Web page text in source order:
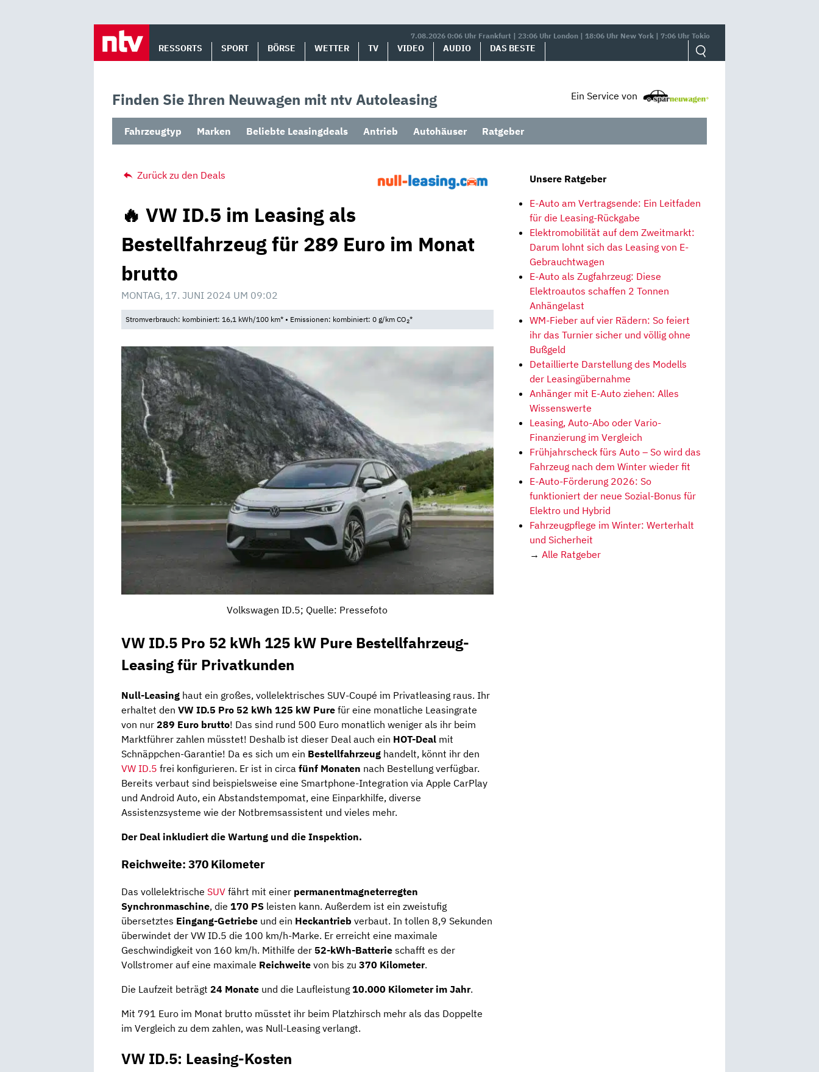
7.08.2026 0:06 Uhr Frankfurt | 23:06 Uhr London | 18:06 Uhr New York | 7:06 Uhr Tokio
RESSORTS SPORT BÖRSE WETTER TV VIDEO AUDIO DAS BESTE
Finden Sie Ihren Neuwagen mit ntv Autoleasing Ein Service von
Fahrzeugtyp Marken Beliebte Leasingdeals Antrieb Autohäuser Ratgeber
Zurück zu den Deals
🔥 VW ID.5 im Leasing als
Bestellfahrzeug für 289 Euro im Monat
brutto
MONTAG, 17. JUNI 2024 UM 09:02
Stromverbrauch: kombiniert: 16,1 kWh/100 km* • Emissionen: kombiniert: 0 g/km CO2*
Volkswagen ID.5; Quelle: Pressefoto
VW ID.5 Pro 52 kWh 125 kW Pure Bestellfahrzeug-
Leasing für Privatkunden
Null-Leasing haut ein großes, vollelektrisches SUV-Coupé im Privatleasing raus. Ihr
erhaltet den VW ID.5 Pro 52 kWh 125 kW Pure für eine monatliche Leasingrate
von nur 289 Euro brutto! Das sind rund 500 Euro monatlich weniger als ihr beim
Marktführer zahlen müsstet! Deshalb ist dieser Deal auch ein HOT-Deal mit
Schnäppchen-Garantie! Da es sich um ein Bestellfahrzeug handelt, könnt ihr den
VW ID.5 frei konfigurieren. Er ist in circa fünf Monaten nach Bestellung verfügbar.
Bereits verbaut sind beispielsweise eine Smartphone-Integration via Apple CarPlay
und Android Auto, ein Abstandstempomat, eine Einparkhilfe, diverse
Assistenzsysteme wie der Notbremsassistent und vieles mehr.
Der Deal inkludiert die Wartung und die Inspektion.
Reichweite: 370 Kilometer
Das vollelektrische SUV fährt mit einer permanentmagneterregten
Synchronmaschine, die 170 PS leisten kann. Außerdem ist ein zweistufig
übersetztes Eingang-Getriebe und ein Heckantrieb verbaut. In tollen 8,9 Sekunden
überwindet der VW ID.5 die 100 km/h-Marke. Er erreicht eine maximale
Geschwindigkeit von 160 km/h. Mithilfe der 52-kWh-Batterie schafft es der
Vollstromer auf eine maximale Reichweite von bis zu 370 Kilometer.
Die Laufzeit beträgt 24 Monate und die Laufleistung 10.000 Kilometer im Jahr.
Mit 791 Euro im Monat brutto müsstet ihr beim Platzhirsch mehr als das Doppelte
im Vergleich zu dem zahlen, was Null-Leasing verlangt.
VW ID.5: Leasing-Kosten
Unsere Ratgeber
E-Auto am Vertragsende: Ein Leitfaden
für die Leasing-Rückgabe
Elektromobilität auf dem Zweitmarkt:
Darum lohnt sich das Leasing von E-
Gebrauchtwagen
E-Auto als Zugfahrzeug: Diese
Elektroautos schaffen 2 Tonnen
Anhängelast
WM-Fieber auf vier Rädern: So feiert
ihr das Turnier sicher und völlig ohne
Bußgeld
Detaillierte Darstellung des Modells
der Leasingübernahme
Anhänger mit E-Auto ziehen: Alles
Wissenswerte
Leasing, Auto-Abo oder Vario-
Finanzierung im Vergleich
Frühjahrscheck fürs Auto – So wird das
Fahrzeug nach dem Winter wieder fit
E-Auto-Förderung 2026: So
funktioniert der neue Sozial-Bonus für
Elektro und Hybrid
Fahrzeugpflege im Winter: Werterhalt
und Sicherheit
→ Alle Ratgeber